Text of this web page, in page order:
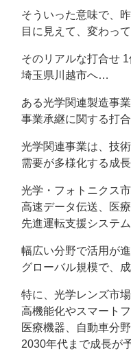
そういった意味で、
目に見えて、変わって
そのリアルな打合せ 1
埼玉県川越市へ…
ある光学関連製造事
事業承継に関する打合
光学関連事業は、技術
需要が多様化する成
光学・フォトニクス
高速データ伝送、医
先進運転支援システ
幅広い分野で活用が
グローバル規模で、成
特に、光学レンズ市
高機能化やスマート
医療機器、自動車分
2030年代まで成長が